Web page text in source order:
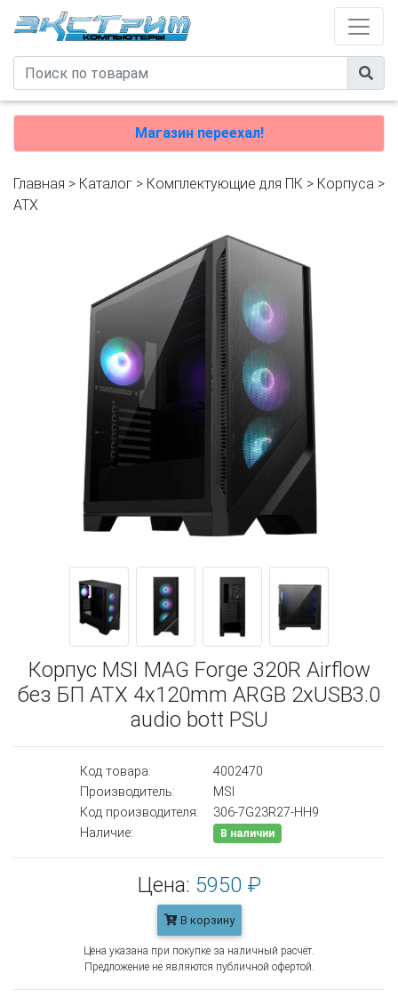
Магазин переехал!
Главная > Каталог > Комплектующие для ПК > Корпуса >
ATX
Корпус MSI MAG Forge 320R Airflow
без БП ATX 4x120mm ARGB 2xUSB3.0
audio bott PSU
Код товара:
4002470
Производитель:
MSI
Код производителя:
306-7G23R27-HH9
Наличие:
В наличии
Цена: 5950 ₽
В корзину
Цена указана при покупке за наличный расчёт.
Предложение не являются публичной офертой.